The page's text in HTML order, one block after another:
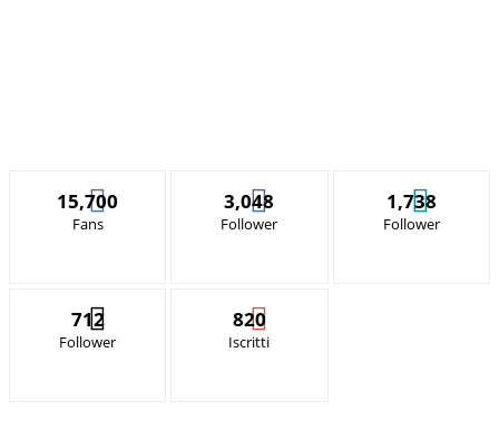
15,700
Fans
3,048
Follower
1,738
Follower
712
Follower
820
Iscritti